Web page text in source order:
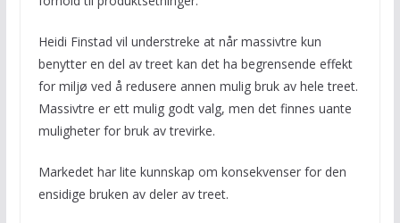
Heidi Finstad vil understreke at når massivtre kun
benytter en del av treet kan det ha begrensende effekt
for miljø ved å redusere annen mulig bruk av hele treet.
Massivtre er ett mulig godt valg, men det finnes uante
muligheter for bruk av trevirke.
Markedet har lite kunnskap om konsekvenser for den
ensidige bruken av deler av treet.